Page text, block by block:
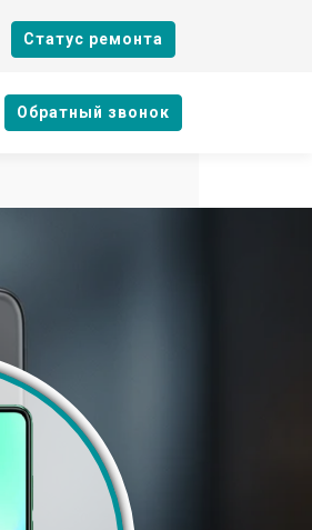
Cтатус ремонта
Oбратный звонок